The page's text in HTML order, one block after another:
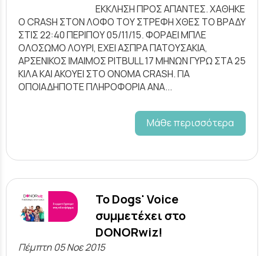
ΕΚΚΛΗΣΗ ΠΡΟΣ ΑΠΑΝΤΕΣ. ΧΑΘΗΚΕ
Ο CRASH ΣΤΟΝ ΛΟΦΟ ΤΟΥ ΣΤΡΕΦΗ ΧΘΕΣ ΤΟ ΒΡΑΔΥ
ΣΤΙΣ 22:40 ΠΕΡΙΠΟΥ 05/11/15. ΦΟΡΑΕΙ ΜΠΛΕ
ΟΛΟΣΩΜΟ ΛΟΥΡΙ, ΕΧΕΙ ΑΣΠΡΑ ΠΑΤΟΥΣΑΚΙΑ,
ΑΡΣΕΝΙΚΟΣ ΙΜΑΙΜΟΣ PITBULL 17 ΜΗΝΩΝ ΓΥΡΩ ΣΤΑ 25
ΚΙΛΑ ΚΑΙ ΑΚΟΥΕΙ ΣΤΟ ΟΝΟΜΑ CRASH. ΓΙΑ
ΟΠΟΙΑΔΗΠΟΤΕ ΠΛΗΡΟΦΟΡΙΑ ΑΝΑ...
Μάθε περισσότερα
To Dogs' Voice
συμμετέχει στο
DONORwiz!
Πέμπτη 05 Νοε 2015